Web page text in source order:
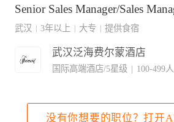
武汉 3年以上 大专 提供食宿
武汉泛海费尔蒙酒店
国际高端酒店/5星级 | 100-499人
没有你想要的职位？打开